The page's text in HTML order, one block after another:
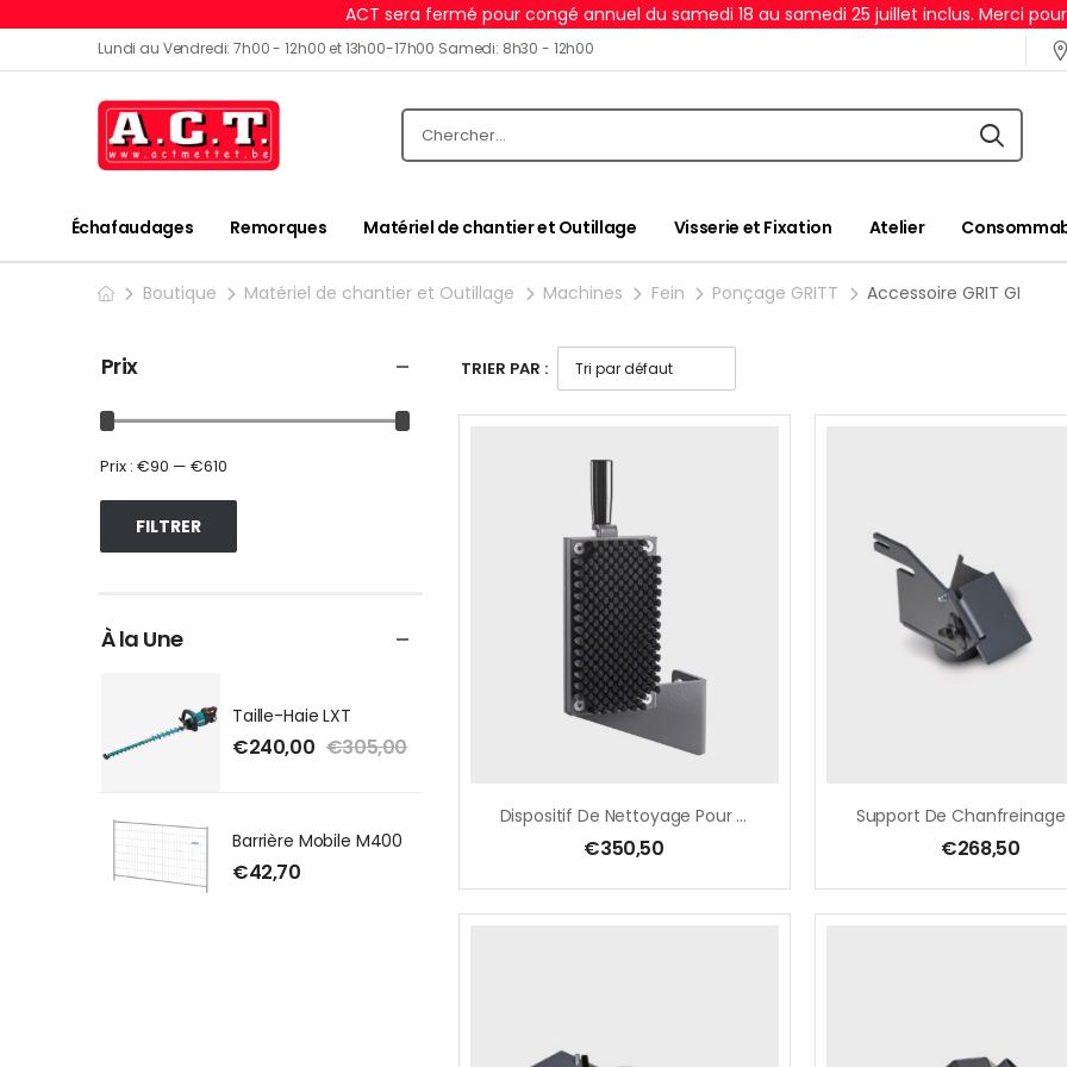
ACT sera fermé pour congé annuel du samedi 18 au samedi 25 juillet inclus. Merci
Lundi au Vendredi: 7h00 - 12h00 et 13h00-17h00 Samedi: 8h30 - 12h00
Échafaudages Remorques Matériel de chantier et Outillage Visserie et Fixation Atelier
Boutique Matériel de chantier et Outillage Machines Fein Ponçage GRITT Accessoire GRIT GI
Prix
FILTRER
Prix : €90 — €610
À la Une
Taille-Haie LXT
€240,00 €305,00
Barrière Mobile M400
€42,70
TRIER PAR :
Dispositif De Nettoyage Pour Tube Pour GRIT GIC
€350,50 €268,50